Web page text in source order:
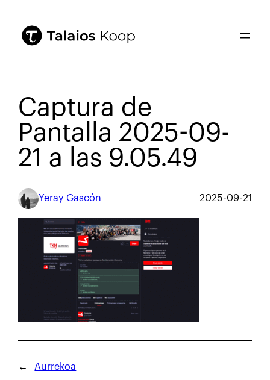
Captura de
Pantalla 2025-09-
21 a las 9.05.49
Yeray Gascón 2025-09-21
← Aurrekoa